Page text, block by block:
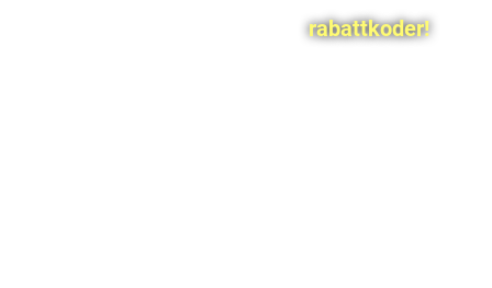
rabattkoder!